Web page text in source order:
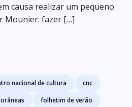
causa realizar um pequeno
Mounier: fazer […]
nacional de cultura
cnc
folhetim de verão